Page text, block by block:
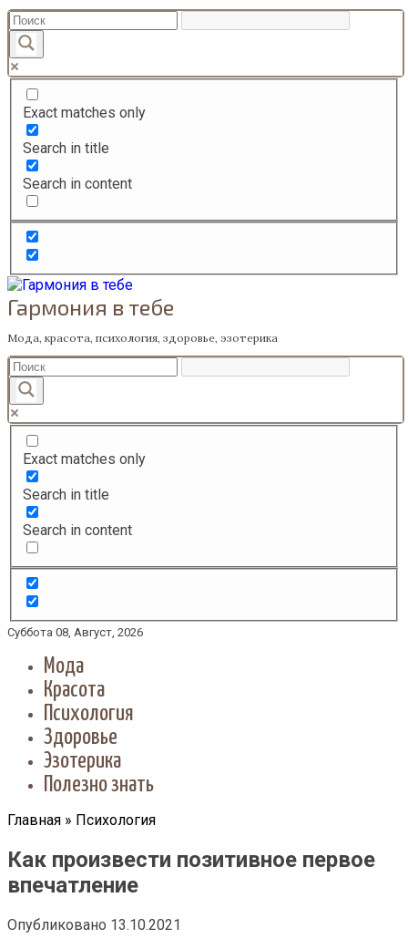
Перейти
к
содержанию
Exact matches only
Search in title
Search in content
Гармония в тебе
Мода, красота, психология, здоровье, эзотерика
Exact matches only
Search in title
Search in content
Суббота 08, Август, 2026
Мода
Красота
Психология
Здоровье
Эзотерика
Полезно знать
Главная » Психология
Как произвести позитивное первое
впечатление
Опубликовано 13.10.2021